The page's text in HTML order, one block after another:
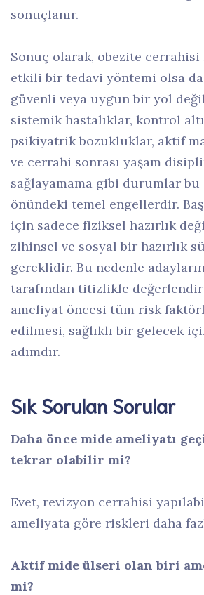
sonuçlanır.
Sonuç olarak, obezite cerrahisi
etkili bir tedavi yöntemi olsa
güvenli veya uygun bir yol
sistemik hastalıklar, kontrol
psikiyatrik bozukluklar, aktif
ve cerrahi sonrası yaşam
sağlayamama gibi durumlar
önündeki temel engellerdir.
için sadece fiziksel hazırlık
zihinsel ve sosyal bir hazırlık
gereklidir. Bu nedenle
tarafından titizlikle
ameliyat öncesi tüm risk
edilmesi, sağlıklı bir gelecek
adımdır.
Sık Sorulan Sorular
Daha önce mide ameliyatı
tekrar olabilir mi?
Evet, revizyon cerrahisi
ameliyata göre riskleri daha
Aktif mide ülseri olan biri
mi?